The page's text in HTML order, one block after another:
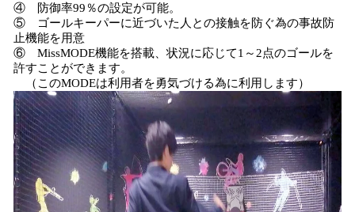
④ 防御率99％の設定が可能。
⑤ ゴールキーパーに近づいた人との接触を防ぐ為の事故防
止機能を用意
⑥ MissMODE機能を搭載、状況に応じて1～2点のゴールを
許すことができます。
（このMODEは利用者を勇気づける為に利用します）